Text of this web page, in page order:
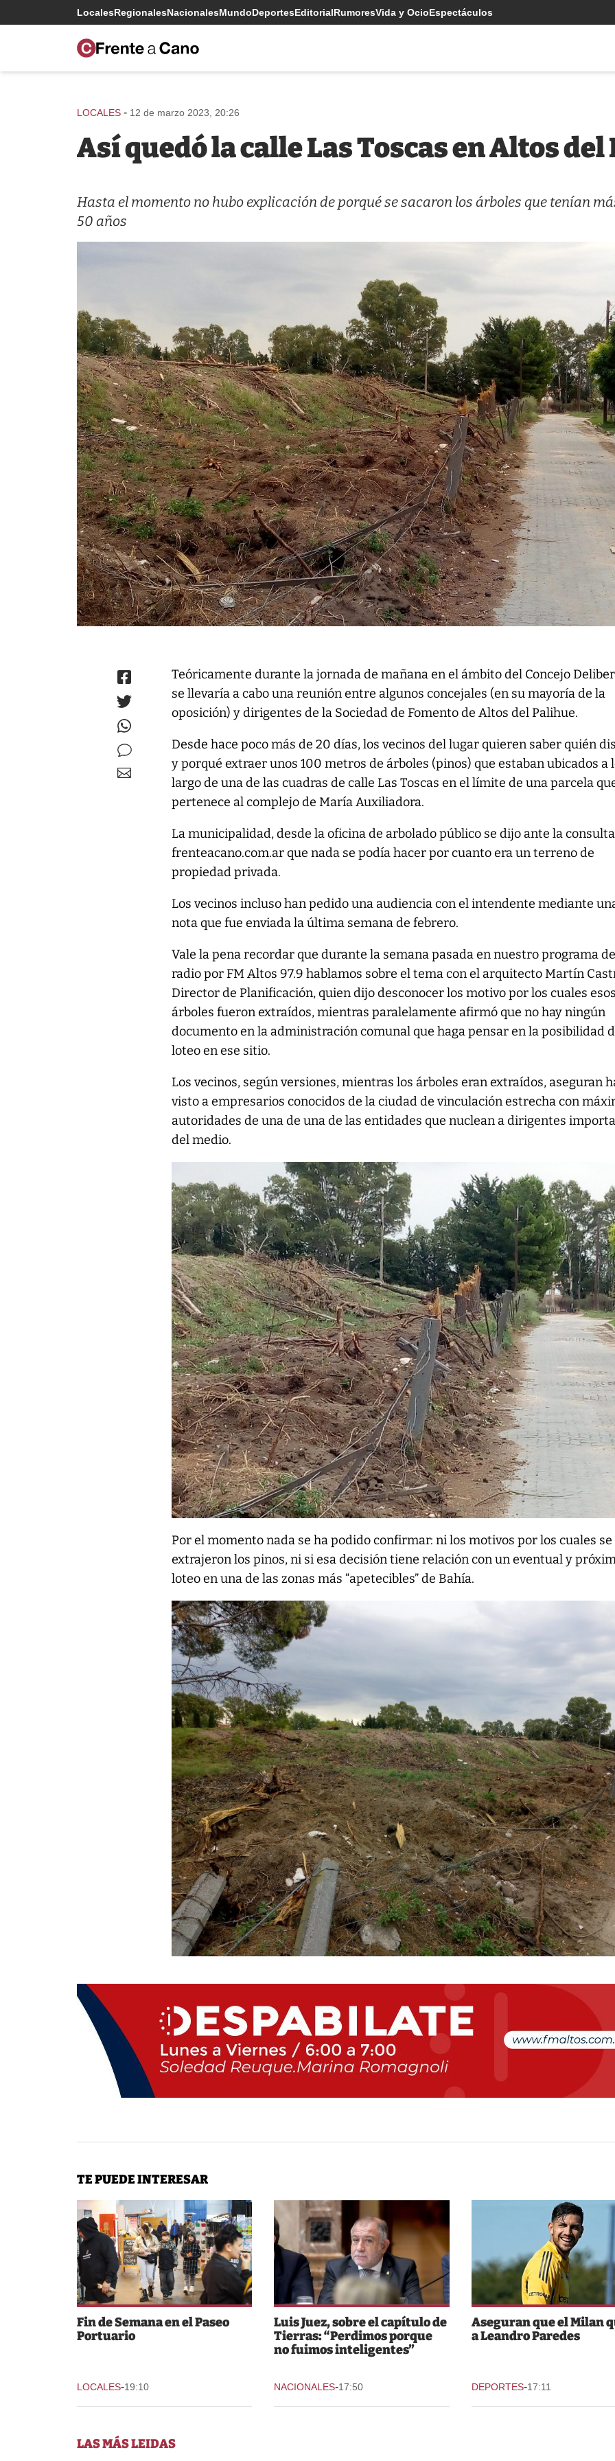
LocalesRegionalesNacionalesMundoDeportesEditorialRumoresVida y OcioEspectáculos
LOCALES - 12 de marzo 2023, 20:26
Así quedó la calle Las Toscas en Altos
Hasta el momento no hubo explicación de porqué se sacaron los árboles que tenían
50 años
Teóricamente durante la jornada de mañana en el ámbito del Concejo
se llevaría a cabo una reunión entre algunos concejales (en su mayoría de la
oposición) y dirigentes de la Sociedad de Fomento de Altos del Palihue.
Desde hace poco más de 20 días, los vecinos del lugar quieren saber quién
y porqué extraer unos 100 metros de árboles (pinos) que estaban ubicados a
largo de una de las cuadras de calle Las Toscas en el límite de una parcela
pertenece al complejo de María Auxiliadora.
La municipalidad, desde la oficina de arbolado público se dijo ante la
frenteacano.com.ar que nada se podía hacer por cuanto era un terreno de
propiedad privada.
Los vecinos incluso han pedido una audiencia con el intendente mediante
nota que fue enviada la última semana de febrero.
Vale la pena recordar que durante la semana pasada en nuestro programa
radio por FM Altos 97.9 hablamos sobre el tema con el arquitecto Martín
Director de Planificación, quien dijo desconocer los motivo por los cuales
árboles fueron extraídos, mientras paralelamente afirmó que no hay ningún
documento en la administración comunal que haga pensar en la posibilidad
loteo en ese sitio.
Los vecinos, según versiones, mientras los árboles eran extraídos, aseguran
visto a empresarios conocidos de la ciudad de vinculación estrecha con
autoridades de una de una de las entidades que nuclean a dirigentes
del medio.
Por el momento nada se ha podido confirmar: ni los motivos por los cuales se
extrajeron los pinos, ni si esa decisión tiene relación con un eventual y
loteo en una de las zonas más “apetecibles” de Bahía.
TE PUEDE INTERESAR
Fin de Semana en el Paseo
Portuario
LOCALES-19:10
Luis Juez, sobre el capítulo de
Tierras: “Perdimos porque
no fuimos inteligentes”
NACIONALES-17:50
Aseguran que el Milan
a Leandro Paredes
DEPORTES-17:11
LAS MÁS LEIDAS